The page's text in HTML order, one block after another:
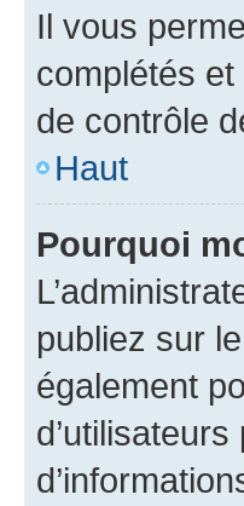
Il vous
complétés
de contrôle
Haut
Pourquoi
publiez sur
également